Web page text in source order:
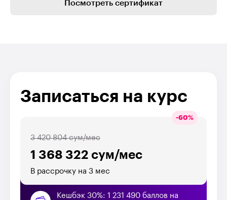
Посмотреть сертификат
Записаться на курс
-60%
1 368 322 сум/мес
3 420 804 сум/мес
В рассрочку на 3 мес
Кешбэк 30%: 1 231 490 баллов на